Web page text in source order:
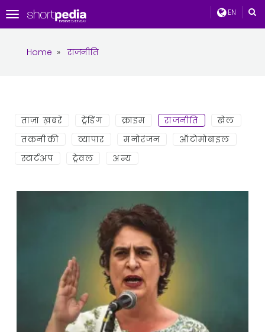
EN
Toggle
navigation
Home » राजनीति
ताज़ा ख़बरें ट्रेंडिंग क्राइम राजनीति
खेल
तकनीकी
व्यापार मनोरंजन
ऑटोमोबाइल
स्टार्टअप
ट्रेवल अन्य